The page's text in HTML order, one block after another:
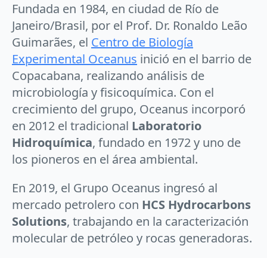
Fundada en 1984, en ciudad de Río de
Janeiro/Brasil, por el Prof. Dr. Ronaldo Leão
Guimarães, el Centro de Biología
Experimental Oceanus inició en el barrio de
Copacabana, realizando análisis de
microbiología y fisicoquímica. Con el
crecimiento del grupo, Oceanus incorporó
en 2012 el tradicional Laboratorio
Hidroquímica, fundado en 1972 y uno de
los pioneros en el área ambiental.
En 2019, el Grupo Oceanus ingresó al
mercado petrolero con HCS Hydrocarbons
Solutions, trabajando en la caracterización
molecular de petróleo y rocas generadoras.